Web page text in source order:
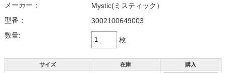
メーカー：
Mystic(ミスティック）
型番：
3002100649003
数量:
枚
サイズ 在庫 購入